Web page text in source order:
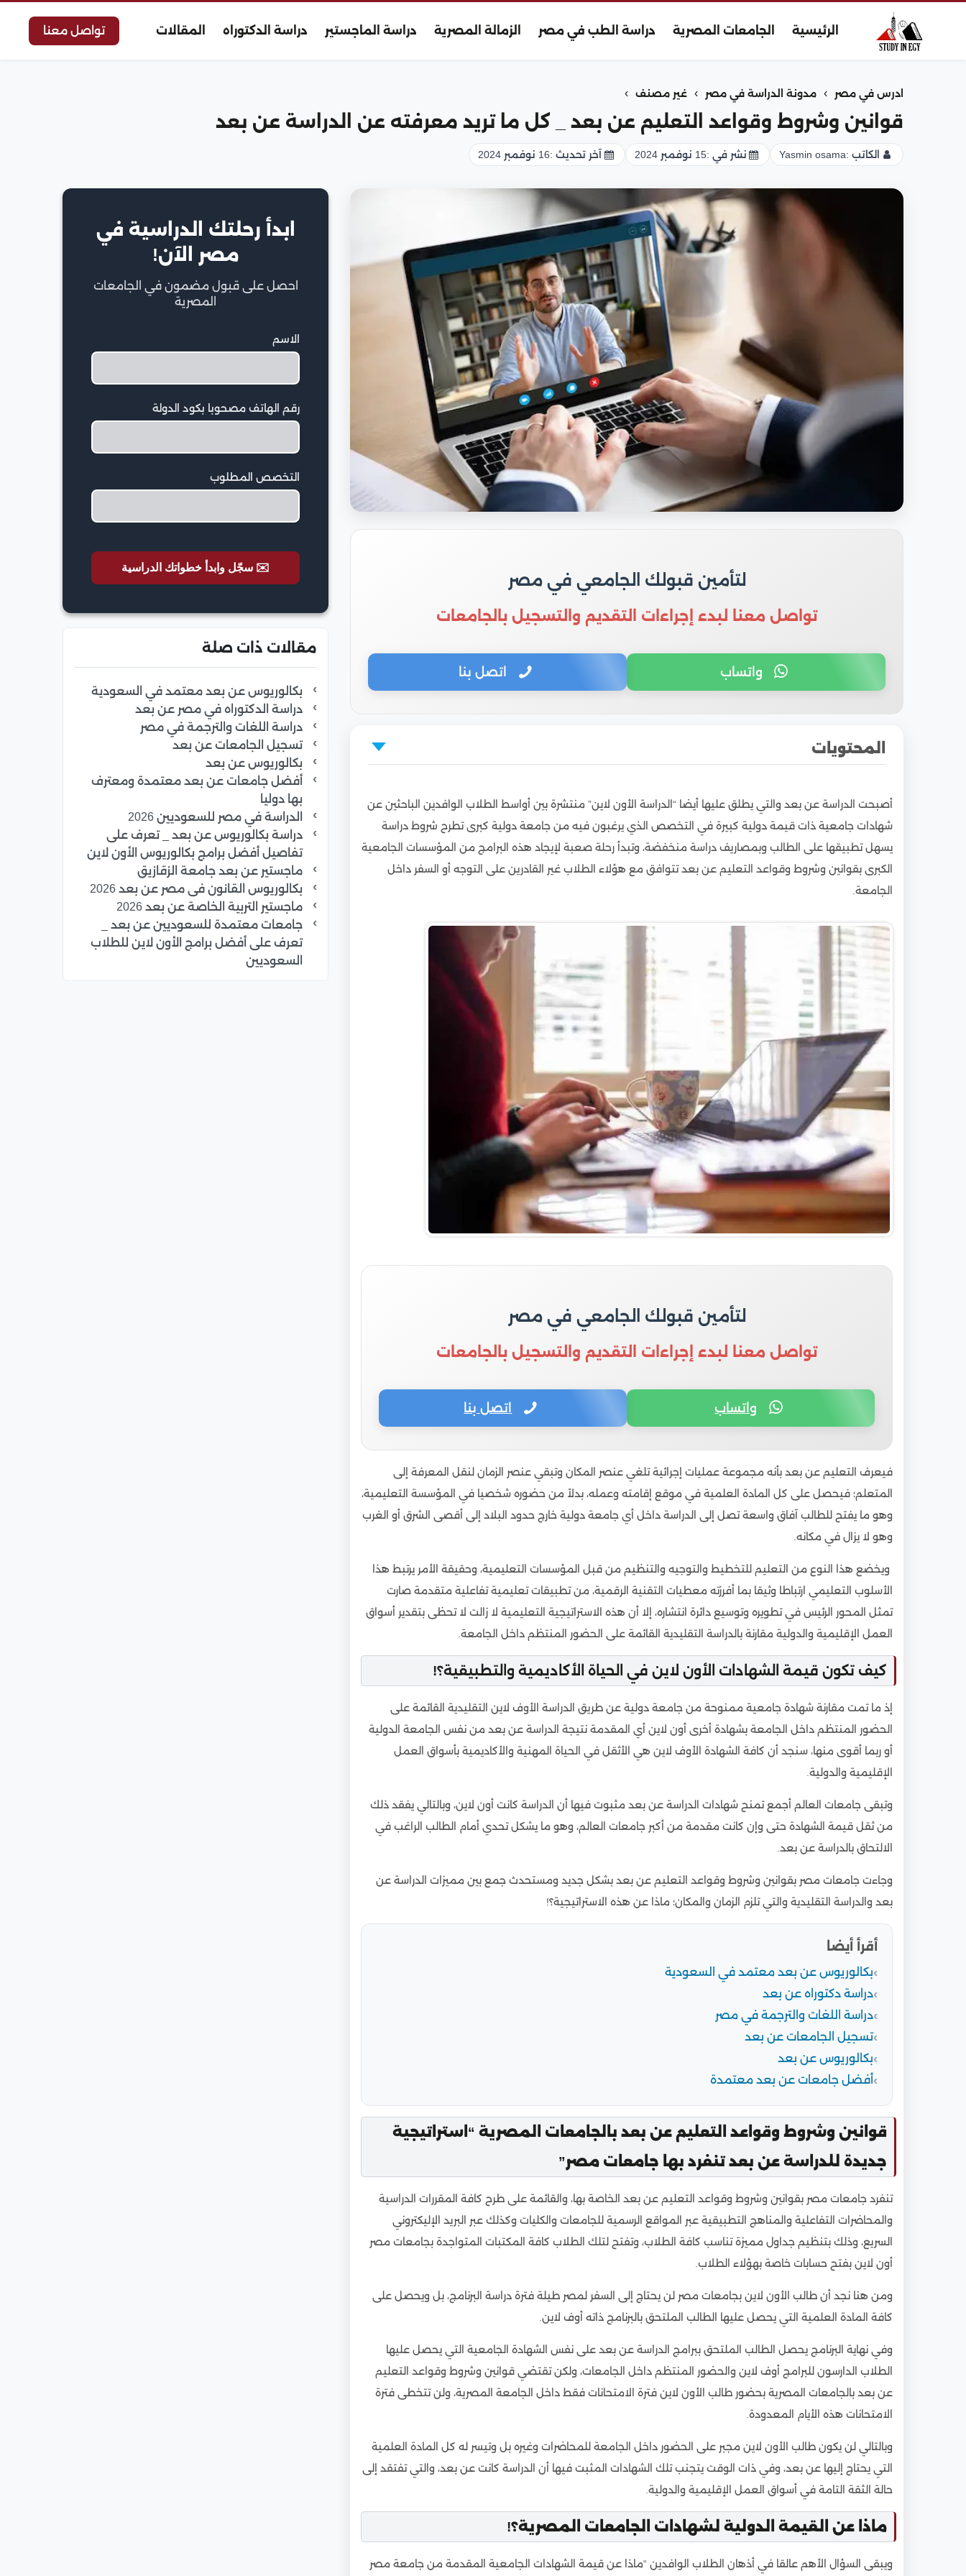
الرئيسية الجامعات المصرية دراسة الطب في مصر الزمالة المصرية دراسة الماجستير دراسة الدكتوراه المقالات تواصل معنا
ادرس في مصر › مدونة الدراسة في مصر › غير مصنف ›
قوانين وشروط وقواعد التعليم عن بعد _ كل ما تريد معرفته عن الدراسة عن بعد
الكاتب :Yasmin osama نشر في :15 نوفمبر 2024 آخر تحديث :16 نوفمبر 2024
لتأمين قبولك الجامعي في مصر
تواصل معنا لبدء إجراءات التقديم والتسجيل بالجامعات
واتساب اتصل بنا
المحتويات
2
قوانين وشروط وقواعد التعليم عن بعد بالجامعات المصرية “استراتيجية جديدة للدراسة عن بعد تنفرد بها
جامعات مصر”
3
ماذا عن القيمة الدولية لشهادات الجامعات المصرية؟!
4
قوانين وشروط وقواعد التعليم عن بعد بالجامعات المصرية للطلاب الوافدين
أصبحت الدراسة عن بعد والتي يطلق عليها أيضا “الدراسة الأون لاين” منتشرة بين أواسط الطلاب الوافدين الباحثين عن
شهادات جامعية ذات قيمة دولية كبيرة في التخصص الذي يرغبون فيه من جامعة دولية كبرى تطرح شروط دراسة
يسهل تطبيقها على الطالب وبمصاريف دراسة منخفضة، وتبدأ رحلة صعبة لإيجاد هذه البرامج من المؤسسات الجامعية
الكبرى بقوانين وشروط وقواعد التعليم عن بعد تتوافق مع هؤلاء الطلاب غير القادرين على التوجه أو السفر داخل
الجامعة.
لتأمين قبولك الجامعي في مصر
تواصل معنا لبدء إجراءات التقديم والتسجيل بالجامعات
واتساب اتصل بنا
فيعرف التعليم عن بعد بأنه مجموعة عمليات إجرائية تلغي عنصر المكان وتبقي عنصر الزمان لنقل المعرفة إلى
المتعلم؛ فيحصل على كل المادة العلمية في موقع إقامته وعمله، بدلاً من حضوره شخصيا في المؤسسة التعليمية،
وهو ما يفتح للطالب آفاق واسعة تصل إلى الدراسة داخل أي جامعة دولية خارج حدود البلاد إلى أقصى الشرق أو الغرب
وهو لا يزال في مكانه.
ويخضع هذا النوع من التعليم للتخطيط والتوجيه والتنظيم من قبل المؤسسات التعليمية، وحقيقة الأمر يرتبط هذا
الأسلوب التعليمي ارتباطا وثيقا بما أفرزته معطيات التقنية الرقمية، من تطبيقات تعليمية تفاعلية متقدمة صارت
تمثل المحور الرئيس في تطويره وتوسيع دائرة انتشاره، إلا أن هذه الاستراتيجية التعليمية لا زالت لا تحظى بتقدير أسواق
العمل الإقليمية والدولية مقارنة بالدراسة التقليدية القائمة على الحضور المنتظم داخل الجامعة.
كيف تكون قيمة الشهادات الأون لاين في الحياة الأكاديمية والتطبيقية؟!
إذ ما تمت مقارنة شهادة جامعية ممنوحة من جامعة دولية عن طريق الدراسة الأوف لاين التقليدية القائمة على
الحضور المنتظم داخل الجامعة بشهادة أخرى أون لاين أي المقدمة نتيجة الدراسة عن بعد من نفس الجامعة الدولية
أو ربما أقوى منها، سنجد أن كافة الشهادة الأوف لاين هي الأثقل في الحياة المهنية والأكاديمية بأسواق العمل
الإقليمية والدولية.
وتبقى جامعات العالم أجمع تمنح شهادات الدراسة عن بعد مثبوت فيها أن الدراسة كانت أون لاين، وبالتالي يفقد ذلك
من ثقل قيمة الشهادة حتى وإن كانت مقدمة من أكبر جامعات العالم، وهو ما يشكل تحدي أمام الطالب الراغب في
الالتحاق بالدراسة عن بعد.
وجاءت جامعات مصر بقوانين وشروط وقواعد التعليم عن بعد بشكل جديد ومستحدث جمع بين مميزات الدراسة عن
بعد والدراسة التقليدية والتي تلزم الزمان والمكان؛ ماذا عن هذه الاستراتيجية؟!
أقرأ أيضا
بكالوريوس عن بعد معتمد في السعودية
دراسة دكتوراه عن بعد
دراسة اللغات والترجمة في مصر
تسجيل الجامعات عن بعد
بكالوريوس عن بعد
أفضل جامعات عن بعد معتمدة
قوانين وشروط وقواعد التعليم عن بعد بالجامعات المصرية “استراتيجية
جديدة للدراسة عن بعد تنفرد بها جامعات مصر”
تنفرد جامعات مصر بقوانين وشروط وقواعد التعليم عن بعد الخاصة بها، والقائمة على طرح كافة المقررات الدراسية
والمحاضرات التفاعلية والمناهج التطبيقية عبر المواقع الرسمية للجامعات والكليات وكذلك عبر البريد الإليكتروني
السريع، وذلك بتنظيم جداول مميزة تناسب كافة الطلاب، وتفتح لتلك الطلاب كافة المكتبات المتواجدة بجامعات مصر
أون لاين بفتح حسابات خاصة بهؤلاء الطلاب.
ومن هنا نجد أن طالب الأون لاين بجامعات مصر لن يحتاج إلى السفر لمصر طيلة فترة دراسة البرنامج، بل ويحصل على
كافة المادة العلمية التي يحصل عليها الطالب الملتحق بالبرنامج ذاته أوف لاين.
وفي نهاية البرنامج يحصل الطالب الملتحق ببرامج الدراسة عن بعد على نفس الشهادة الجامعية التي يحصل عليها
الطلاب الدارسون للبرامج أوف لاين والحضور المنتظم داخل الجامعات، ولكن تقتضي قوانين وشروط وقواعد التعليم
عن بعد بالجامعات المصرية بحضور طالب الأون لاين فترة الامتحانات فقط داخل الجامعة المصرية، ولن تتخطى فترة
الامتحانات هذه الأيام المعدودة.
وبالتالي لن يكون طالب الأون لاين مجبر على الحضور داخل الجامعة للمحاضرات وغيره بل وتيسر له كل المادة العلمية
التي يحتاج إليها عن بعد، وفي ذات الوقت يتجنب تلك الشهادات المثبت فيها أن الدراسة كانت عن بعد، والتي تفتقد إلى
حالة الثقة التامة في أسواق العمل الإقليمية والدولية.
ماذا عن القيمة الدولية لشهادات الجامعات المصرية؟!
ويبقى السؤال الأهم عالقا في أذهان الطلاب الوافدين “ماذا عن قيمة الشهادات الجامعية المقدمة من جامعة مصر
ابدأ رحلتك الدراسية في
مصر الآن!
احصل على قبول مضمون في الجامعات
المصرية
الاسم
رقم الهاتف مصحوبا بكود الدولة
التخصص المطلوب
✉️ سجّل وابدأ خطواتك الدراسية
مقالات ذات صلة
بكالوريوس عن بعد معتمد في السعودية
دراسة الدكتوراه في مصر عن بعد
دراسة اللغات والترجمة في مصر
تسجيل الجامعات عن بعد
بكالوريوس عن بعد
أفضل جامعات عن بعد معتمدة ومعترف
بها دوليا
الدراسة في مصر للسعوديين 2026
دراسة بكالوريوس عن بعد _ تعرف على
تفاصيل أفضل برامج بكالوريوس الأون لاين
ماجستير عن بعد جامعة الزقازيق
بكالوريوس القانون فى مصر عن بعد 2026
ماجستير التربية الخاصة عن بعد 2026
جامعات معتمدة للسعوديين عن بعد _
تعرف على أفضل برامج الأون لاين للطلاب
السعوديين